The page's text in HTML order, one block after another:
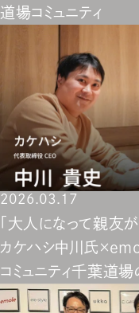
道場コミュニティ
2026.03.17
「大人になって親友
カケハシ中川氏
コミュニティ千葉道